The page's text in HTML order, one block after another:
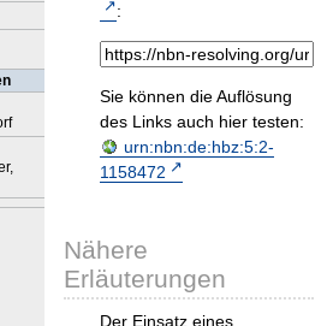
:
Sie können die Auflösung
des Links auch hier testen:
urn:nbn:de:hbz:5:2-
1158472
Nähere
Erläuterungen
Der Einsatz eines